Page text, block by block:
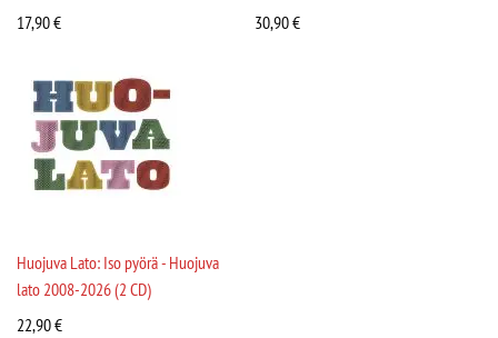
17,90€
30,90€
Huojuva Lato: Iso pyörä - Huojuva
lato 2008-2026 (2 CD)
22,90€